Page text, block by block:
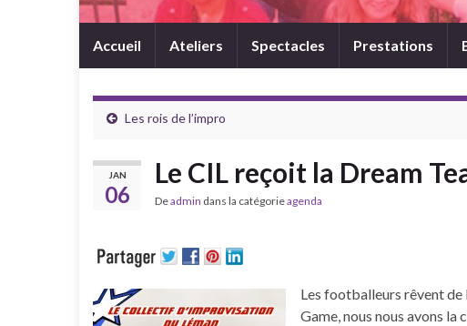
Accueil Ateliers Spectacles Prestations
Les rois de l’impro
JAN
06
Le CIL reçoit la Dream
Deadmin dans la catégorieagenda
Les footballeurs rêvent de
Game, nous nous avons